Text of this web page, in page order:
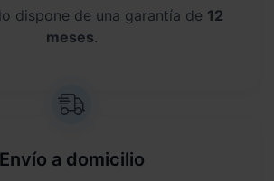
dispone de una garantía de 12
meses.
Envío a domicilio